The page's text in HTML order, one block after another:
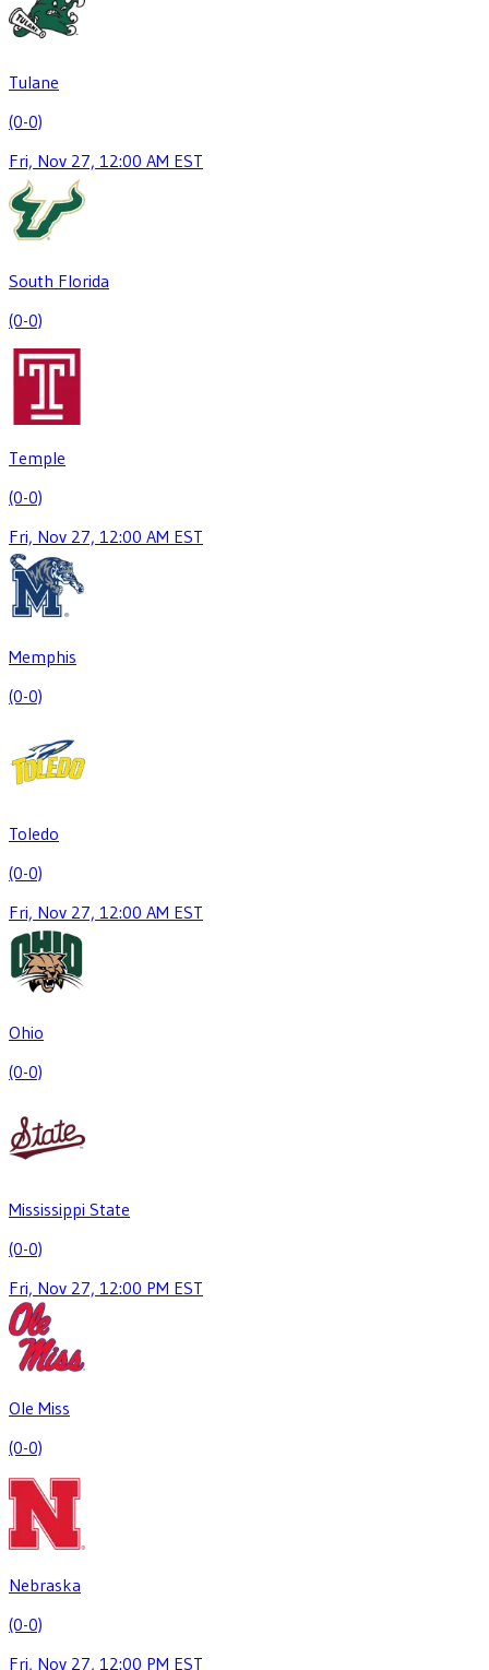
Tulane
(0-0)
Fri, Nov 27, 12:00 AM EST
South Florida
(0-0)
Temple
(0-0)
Fri, Nov 27, 12:00 AM EST
Memphis
(0-0)
Toledo
(0-0)
Fri, Nov 27, 12:00 AM EST
Ohio
(0-0)
Mississippi State
(0-0)
Fri, Nov 27, 12:00 PM EST
Ole Miss
(0-0)
Nebraska
(0-0)
Fri, Nov 27, 12:00 PM EST